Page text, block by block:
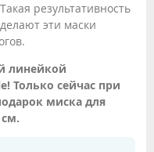
результативность
эти маски
линейкой
Только сейчас при
миска для